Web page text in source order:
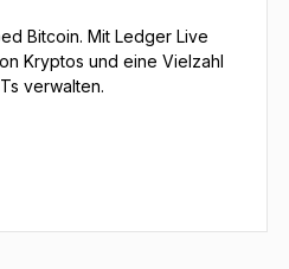
Bitcoin. Mit Ledger Live
Kryptos und eine Vielzahl
verwalten.